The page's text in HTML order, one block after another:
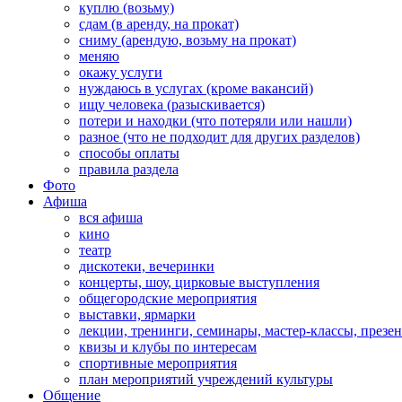
куплю (возьму)
сдам (в аренду, на прокат)
сниму (арендую, возьму на прокат)
меняю
окажу услуги
нуждаюсь в услугах (кроме вакансий)
ищу человека (разыскивается)
потери и находки (что потеряли или нашли)
разное (что не подходит для других разделов)
способы оплаты
правила раздела
Фото
Афиша
вся афиша
кино
театр
дискотеки, вечеринки
концерты, шоу, цирковые выступления
общегородские мероприятия
выставки, ярмарки
лекции, тренинги, семинары, мастер-классы,
квизы и клубы по интересам
спортивные мероприятия
план мероприятий учреждений культуры
Общение